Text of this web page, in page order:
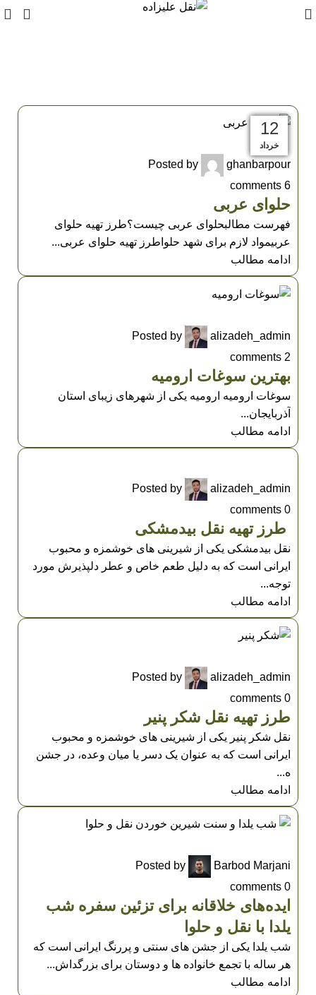
13
خرداد
UNCATEGORIZED
Posted by
ghanbarpour
6
comments
حلوای عربی
فهرست مطالبحلوای عربی چیست؟طرز تهیه حلوای
عربیمواد لازم برای شهد حلواطرز تهیه حلوای عربی...
ادامه مطالب
13
خرداد
Posted by
alizadeh_admin
2
comments
بهترین سوغات ارومیه
سوغات ارومیه ارومیه یکی از شهر‌های زیبای استان
آذربایجان...
ادامه مطالب
12
خرداد
Posted by
alizadeh_admin
0
comments
طرز تهیه نقل بیدمشکی
نقل بیدمشکی یکی از شیرینی های خوشمزه و محبوب
ایرانی است که به دلیل طعم خاص و عطر دلپذیرش مورد
توجه...
ادامه مطالب
12
خرداد
Posted by
alizadeh_admin
0
comments
طرز تهیه نقل شکر پنیر
نقل شکر پنیر یکی از شیرینی های خوشمزه و محبوب
ایرانی است که به عنوان یک دسر یا میان وعده، در جشن
ه...
ادامه مطالب
12
خرداد
Posted by
Barbod Marjani
0
comments
ایده‌های خلاقانه برای تزئین سفره شب
یلدا با نقل و حلوا
شب یلدا یکی از جشن های سنتی و پررنگ ایرانی است که
هر ساله با تجمع خانواده ها و دوستان برای بزرگداش...
ادامه مطالب
12
خرداد
12
خرداد
12
خرداد
12
خرداد